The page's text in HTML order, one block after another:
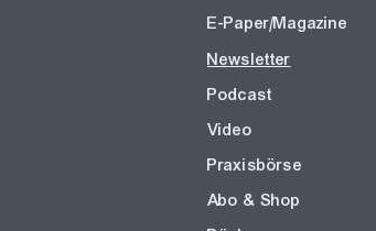
E-Paper/Magazine
Newsletter
Podcast
Video
Praxisbörse
Abo & Shop